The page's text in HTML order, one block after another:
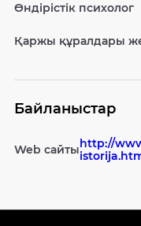
Өндірістік психолог
Қаржы құралдары
Байланыстар
Web сайтыhttp://